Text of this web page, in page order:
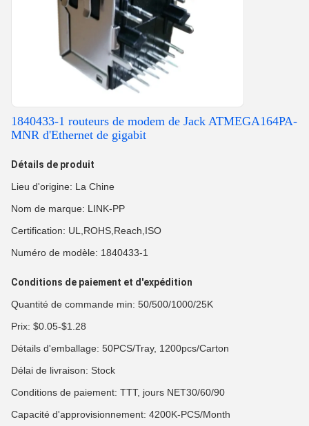
1840433-1 routeurs de modem de Jack ATMEGA164PA-
MNR d'Ethernet de gigabit
Détails de produit
Lieu d'origine: La Chine
Nom de marque: LINK-PP
Certification: UL,ROHS,Reach,ISO
Numéro de modèle: 1840433-1
Conditions de paiement et d'expédition
Quantité de commande min: 50/500/1000/25K
Prix: $0.05-$1.28
Détails d'emballage: 50PCS/Tray, 1200pcs/Carton
Délai de livraison: Stock
Conditions de paiement: TTT, jours NET30/60/90
Capacité d'approvisionnement: 4200K-PCS/Month